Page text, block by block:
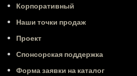
Корпоративный
Наши точки продаж
Проект
Спонсорская поддержка
Форма заявки на каталог